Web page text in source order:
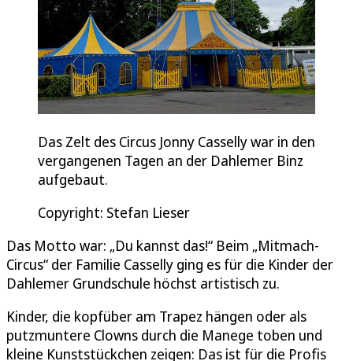
Das Zelt des Circus Jonny Casselly war in den
vergangenen Tagen an der Dahlemer Binz
aufgebaut.
Copyright: Stefan Lieser
Das Motto war: „Du kannst das!“ Beim „Mitmach-
Circus“ der Familie Casselly ging es für die Kinder der
Dahlemer Grundschule höchst artistisch zu.
Kinder, die kopfüber am Trapez hängen oder als
putzmuntere Clowns durch die Manege toben und
kleine Kunststückchen zeigen: Das ist für die Profis